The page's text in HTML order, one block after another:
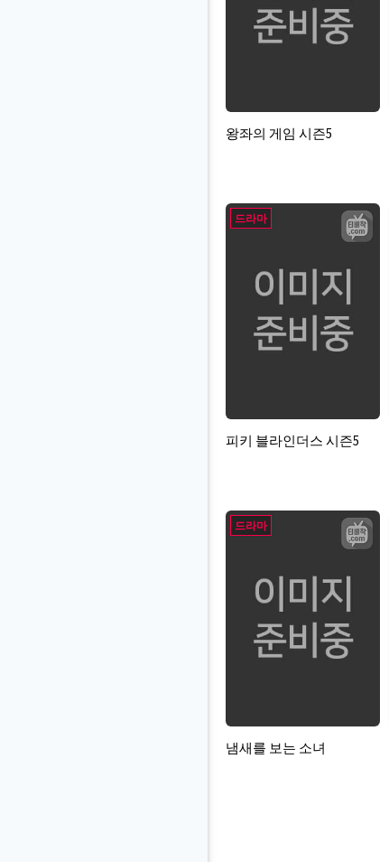
왕좌의 게임 시즌5
드라마
피키 블라인더스 시즌5
드라마
냄새를 보는 소녀